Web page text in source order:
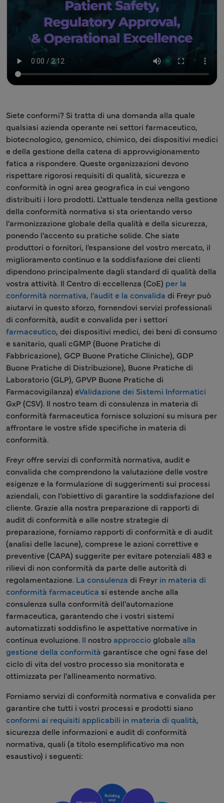
Siete conformi? Si tratta di una domanda alla quale
qualsiasi azienda operante nei settori farmaceutico,
biotecnologico, genomico, chimico, dei dispositivi medici
e della gestione della catena di approvvigionamento
fatica a rispondere. Queste organizzazioni devono
rispettare rigorosi requisiti di qualità, sicurezza e
conformità in ogni area geografica in cui vengono
distribuiti i loro prodotti. L'attuale tendenza nella gestione
della conformità normativa si sta orientando verso
l'armonizzazione globale della qualità e della sicurezza,
ponendo l'accento su pratiche solide. Che siate
produttori o fornitori, l'espansione del vostro mercato, il
miglioramento continuo e la soddisfazione dei clienti
dipendono principalmente dagli standard di qualità della
vostra attività. Il Centro di eccellenza (CoE) per la
conformità normativa, l'audit e la convalida di Freyr può
aiutarvi in questo sforzo, fornendovi servizi professionali
di conformità, audit e convalida per i settori
farmaceutico, dei dispositivi medici, dei beni di consumo
e sanitario, quali cGMP (Buone Pratiche di
Fabbricazione), GCP Buone Pratiche Cliniche), GDP
Buone Pratiche di Distribuzione), Buone Pratiche di
Laboratorio (GLP), GPVP Buone Pratiche di
Farmacovigilanza) eValidazione dei Sistemi Informatici
GxP (CSV). Il nostro team di consulenza in materia di
conformità farmaceutica fornisce soluzioni su misura per
affrontare le vostre sfide specifiche in materia di
conformità.
Freyr offre servizi di conformità normativa, audit e
convalida che comprendono la valutazione delle vostre
esigenze e la formulazione di suggerimenti sui processi
aziendali, con l’obiettivo di garantire la soddisfazione del
cliente. Grazie alla nostra preparazione di rapporti di
audit di conformità e alle nostre strategie di
preparazione, forniamo rapporti di conformità e di audit
(analisi delle lacune), comprese le azioni correttive e
preventive (CAPA) suggerite per evitare potenziali 483 e
rilievi di non conformità da parte delle autorità di
regolamentazione. La consulenza di Freyr in materia di
conformità farmaceutica si estende anche alla
consulenza sulla conformità dell'automazione
farmaceutica, garantendo che i vostri sistemi
automatizzati soddisfino le aspettative normative in
continua evoluzione. Il nostroapproccioglobale alla
gestione della conformità garantisce che ogni fase del
ciclo di vita del vostro processo sia monitorata e
ottimizzata per l'allineamento normativo.
Forniamo servizi di conformità normativa e convalida per
garantire che tutti i vostri processi e prodotti siano
conformi ai requisiti applicabili in materia di qualità,
sicurezza delle informazioni e audit di conformità
normativa, quali (a titolo esemplificativo ma non
esaustivo) i seguenti: